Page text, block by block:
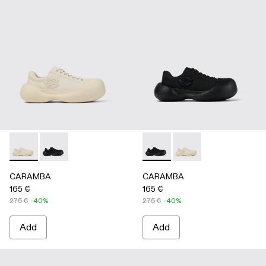
CARAMBA - A500051-002 - WHITE
CARAMBA - A500051-001 - BLACK
CARAMBA
165 €
275 € -40%
Add
CARAMBA - A500051-001 -
CARAMBA -
CARAMBA
165 €
275 € -40%
Add